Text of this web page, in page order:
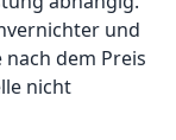
und
dem Preis
nicht